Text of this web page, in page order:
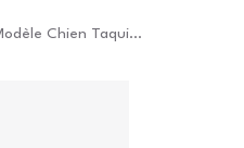
Cape de Bain l'Oiseau Bateau Modèle Chien Taquin Ecru